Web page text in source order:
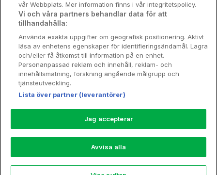
Booking Enquiries:
Hotellsupport:scandinavian@digibreaks.com
Hotellpremien.se av en del av Coop
Sverige. Coop Sverige 171 88 Solna,
Telefon: 010-742 00 00, Org.nr: 556710-
Läs mer om Coops Partnererbjudande:
www.coop.se/medlem/partnererbjudande
vår Webbplats. Mer information finns i vår integritetspolicy.
Vi och våra partners behandlar data för att
tillhandahålla:
Använda exakta uppgifter om geografisk positionering. Aktivt
läsa av enhetens egenskaper för identifieringsändamål. Lagra
och/eller få åtkomst till information på en enhet.
Personanpassad reklam och innehåll, reklam- och
innehållsmätning, forskning angående målgrupp och
tjänsteutveckling.
Lista över partner (leverantörer)
Jag accepterar
Avvisa alla